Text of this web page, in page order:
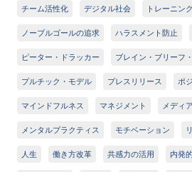
チーム活性化 デジタル社会 トレーニン
ノーブルゴールの追求 ハラスメント防止
ピーター・ドラッカー ブレイン・ブリーフ
プルチック・モデル プレスリリース ポ
マインドフルネス マネジメント メディ
メンタルプラクティス モチベーション
人生 働き方改革 共感力の活用 内発